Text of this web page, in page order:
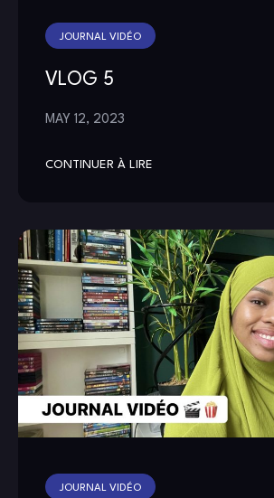
JOURNAL VIDÉO
VLOG 5
MAY 12, 2023
CONTINUER À LIRE
JOURNAL VIDÉO